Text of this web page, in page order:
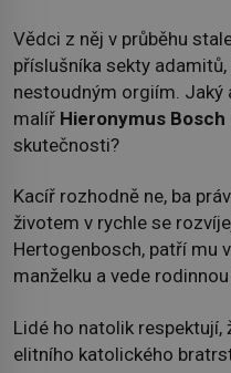
Vědci z něj v průběhu
příslušníka sekty
nestoudným orgiím. Jaký
malíř Hieronymus Bosch
skutečnosti?
Kacíř rozhodně ne, ba
životem v rychle se
Hertogenbosch, patří mu
manželku a vede
Lidé ho natolik respektují,
elitního katolického